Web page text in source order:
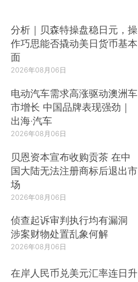
分析｜贝森特操盘稳日元，操
作巧思能否撬动美日货币基本
面
2026年08月06日
电动汽车需求高涨驱动澳洲车
市增长 中国品牌表现强劲｜
出海·汽车
2026年08月06日
贝恩资本宣布收购贡茶 在中
国大陆无法注册商标后退出市
场
2026年08月06日
侦查起诉审判执行均有漏洞
涉案财物处置乱象何解
2026年08月06日
在岸人民币兑美元汇率连日升